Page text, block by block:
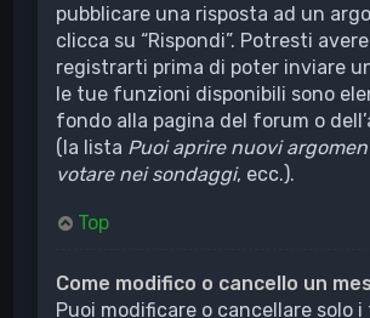
pubblicare una risposta ad un
clicca su “Rispondi”. Potresti
registrarti prima di poter inviare
le tue funzioni disponibili sono
fondo alla pagina del forum o
(la lista Puoi aprire nuovi
votare nei sondaggi, ecc.).
Top
Come modifico o cancello un
Puoi modificare o cancellare solo i